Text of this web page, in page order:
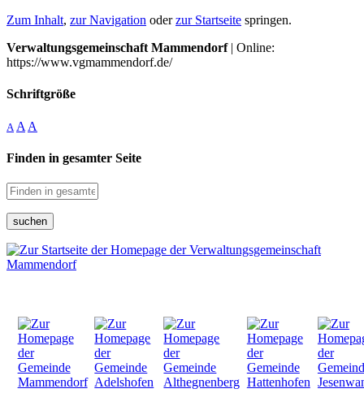
Zum Inhalt, zur Navigation oderzur Startseite springen.
Verwaltungsgemeinschaft Mammendorf| Online:
https://www.vgmammendorf.de/
Schriftgröße
A A A
Finden in gesamter Seite
suchen